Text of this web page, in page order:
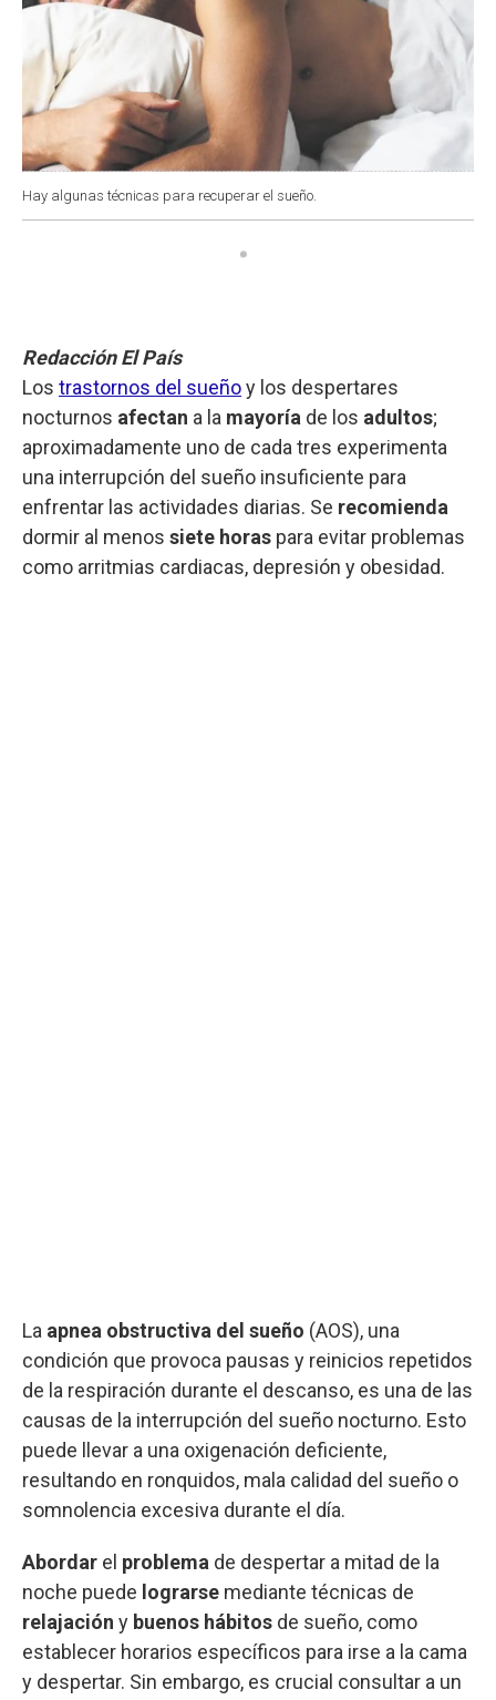
Hay algunas técnicas para recuperar el sueño.
Redacción El País
Los trastornos del sueñoy los despertares
nocturnos afectan a la mayoría de los adultos;
aproximadamente uno de cada tres experimenta
una interrupción del sueño insuficiente para
enfrentar las actividades diarias. Se recomienda
dormir al menos siete horas para evitar problemas
como arritmias cardiacas, depresión y obesidad.
La apnea obstructiva del sueño (AOS), una
condición que provoca pausas y reinicios repetidos
de la respiración durante el descanso, es una de las
causas de la interrupción del sueño nocturno. Esto
puede llevar a una oxigenación deficiente,
resultando en ronquidos, mala calidad del sueño o
somnolencia excesiva durante el día.
Abordar el problema de despertar a mitad de la
noche puede lograrse mediante técnicas de
relajación y buenos hábitos de sueño, como
establecer horarios específicos para irse a la cama
y despertar. Sin embargo, es crucial consultar a un